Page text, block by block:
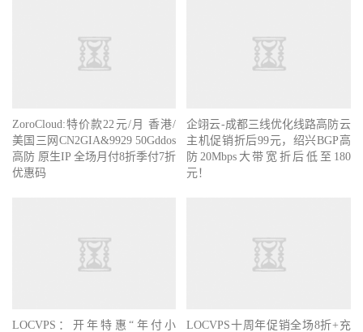
ZoroCloud:特价款22元/月 香港/
美国三网CN2GIA&9929 50Gddos
高防 原生IP 全场月付8折季付7折
优惠码
企翊云-成都三线优化线路高防云
主机促销折后99元，绍兴BGP高
防20Mbps大带宽折后低至180
元！
LOCVPS：开年特惠“年付小
LOCVPS十周年促销全场8折+充